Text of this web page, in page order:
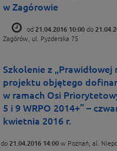
w Zagórowie
od 21.04.2016 10:00 do
Zagórów, ul. Pyzderska 75
Szkolenie z „Prawidłowej
projektu objętego
w ramach Osi
5 i 9 WRPO 2014+” –
kwietnia 2016 r.
do 21.04.2016 14:00 w Poznań, al.